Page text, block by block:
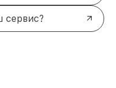
сервис?